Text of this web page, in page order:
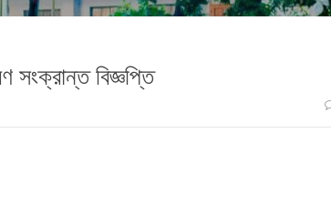
সংক্রান্ত বিজ্ঞপ্তি